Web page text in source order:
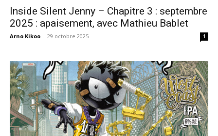
Inside Silent Jenny – Chapitre 3 : septembre
2025 : apaisement, avec Mathieu Bablet
Arno Kikoo - 29 octobre 2025 1